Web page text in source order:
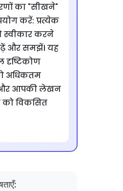
का "सीखने"
करें: प्रत्येक
स्वीकार करने
और समझें। यह
दृष्टिकोण
अधिकतम
आपकी लेखन
को विकसित